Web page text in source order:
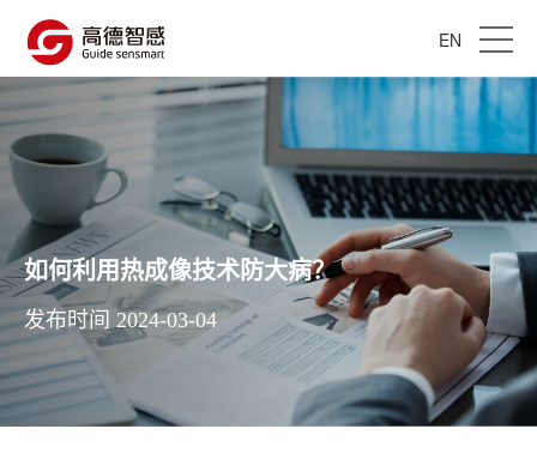
EN
如何利用热成像技术防大病？
发布时间 2024-03-04